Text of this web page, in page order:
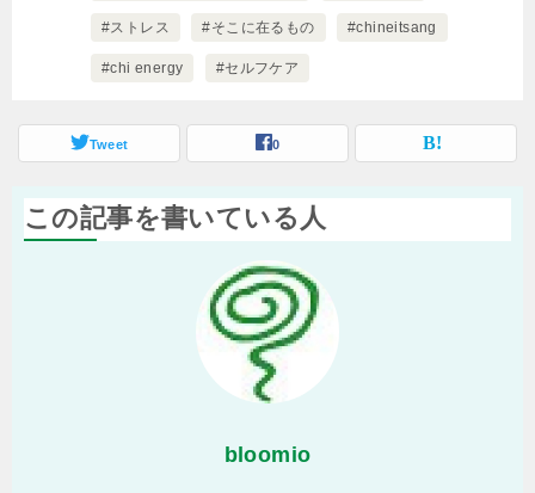
#ストレス #そこに在るもの #chineitsang
#chi energy #セルフケア
Tweet 0
この記事を書いている人
bloomio